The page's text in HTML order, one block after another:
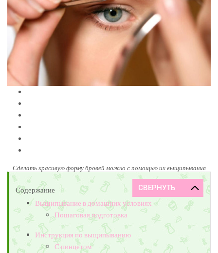
Сделать красивую форму бровей можно с помощью их выщипывания
Содержание
Выщипывание в домашних условиях
Пошаговая подготовка
Инструкция по выщипыванию
С пинцетом